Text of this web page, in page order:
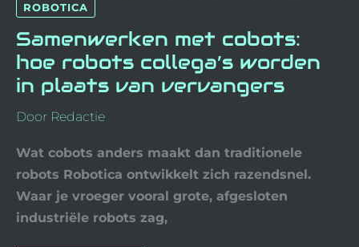
ROBOTICA
Samenwerken met cobots:
hoe robots collega’s worden
in plaats van vervangers
Door Redactie
Wat cobots anders maakt dan traditionele
robots Robotica ontwikkelt zich razendsnel.
Waar je vroeger vooral grote, afgesloten
industriële robots zag,